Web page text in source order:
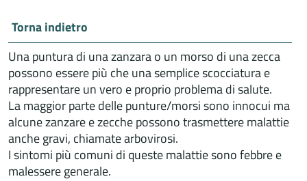
Torna indietro
Una puntura di una zanzara o un morso di una zecca
possono essere più che una semplice scocciatura e
rappresentare un vero e proprio problema di salute.
La maggior parte delle punture/morsi sono innocui ma
alcune zanzare e zecche possono trasmettere malattie
anche gravi, chiamate arbovirosi.
I sintomi più comuni di queste malattie sono febbre e
malessere generale.